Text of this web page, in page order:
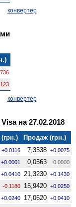
конвертер
конвертер
на 27.02.2018
Продаж (грн.)
+0.0116 7,3538 +0.0075
+0.0001 0,0563 0.0000
+0.0410 21,3230 +0.1430
-0.1180 15,9420 +0.0250
+0.0240 17,0620 +0.0410